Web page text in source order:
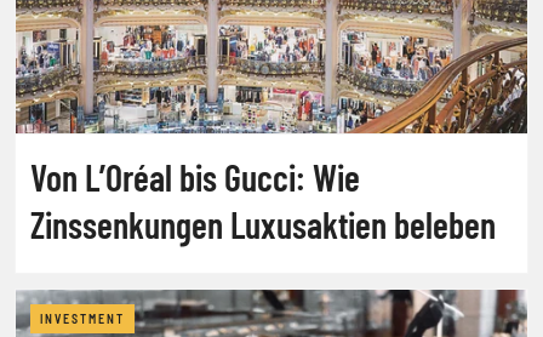
Von L’Oréal bis Gucci: Wie
Zinssenkungen Luxusaktien beleben
INVESTMENT